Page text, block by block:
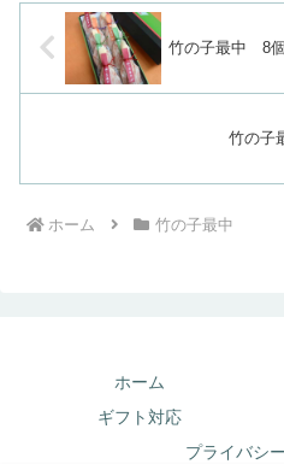
竹の子最中 8
竹の子
ホーム 竹の子最中
ホーム
ギフト対応
プライバシ